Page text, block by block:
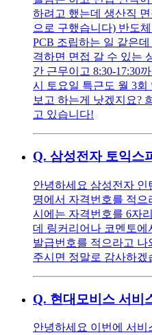
하려고 했는데 생산직
으로 구했습니다) 반도
PCB 조립하는 일 같은
격하면 면접 갈 수 있는
간 근무이고 8:30-17:30
시 토요일 특근도 월 3
보고 하는게 낫겠지요?
고 있습니다!
Q. 삼성전자 토익스
안녕하세요 삼성전자
명에서 자격번호를 적으
시에는 자격번호를 6자
데 링커리어나 코멘토에
발급번호를 적으라고 나
주시면 정말로 감사하겠
Q. 현대모비스 서비
안녕하세요 이번에 서